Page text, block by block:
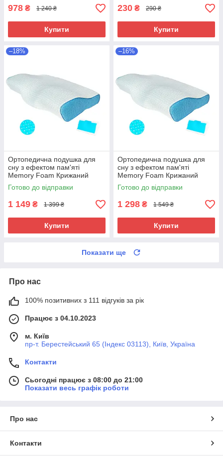
978 ₴ 1 240 ₴
Купити
230 ₴ 290 ₴
Купити
–18%
Ортопедична подушка для
сну з ефектом пам'яті
Memory Foam Крижаний
шовк 50х30 см Анатомічна
подушка з охолоджувальним
ефектом
Готово до відправки
1 149 ₴ 1 399 ₴
Купити
–16%
Ортопедична подушка для
сну з ефектом пам'яті
Memory Foam Крижаний
шовк 50х30 см Анатомічна
подушка для сну
Готово до відправки
1 298 ₴ 1 549 ₴
Купити
Показати ще
Про нас
100% позитивних з 111 відгуків за рік
Працює з 04.10.2023
м. Київ
пр-т. Берестейський 65 (Індекс 03113), Київ, Україна
Контакти
Сьогодні працює з 08:00 до 21:00
Показати весь графік роботи
Про нас
Контакти